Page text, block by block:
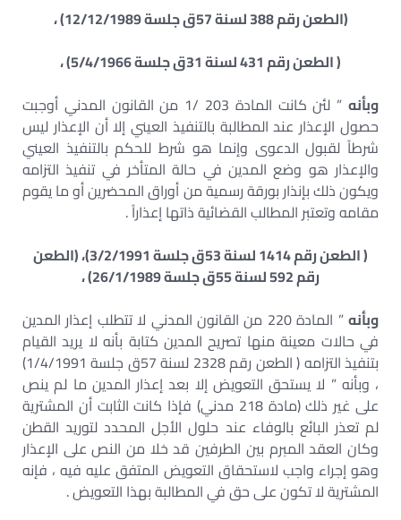
(الطعن رقم 388 لسنة 57ق جلسة 12/12/1989) ،
( الطعن رقم 431 لسنة 31ق جلسة 5/4/1966) ،
وبأنه
” لئن كانت المادة 203 /1 من القانون المدني أوجبت
حصول الإعذار عند المطالبة بالتنفيذ العيني إلا أن الإعذار ليس
شرطاً لقبول الدعوى وإنما هو شرط للحكم بالتنفيذ العيني
والإعذار هو وضع المدين في حالة المتأخر في تنفيذ التزامه
ويكون ذلك بإنذار بورقة رسمية من أوراق المحضرين أو ما يقوم
مقامه وتعتبر المطالب القضائية ذاتها إعذاراً .
( الطعن رقم 1414 لسنة 53ق جلسة 3/2/1991)، (الطعن
رقم 592 لسنة 55ق جلسة 26/1/1989) ،
وبأنه
” المادة 220 من القانون المدني لا تتطلب إعذار المدين
في حالات معينة منها تصريح المدين كتابة بأنه لا يريد القيام
بتنفيذ التزامه ( الطعن رقم 2328 لسنة 57ق جلسة 1/4/1991)
، وبأنه ” لا يستحق التعويض إلا بعد إعذار المدين ما لم ينص
على غير ذلك (مادة 218 مدني) فإذا كانت الثابت أن المشترية
لم تعذر البائع بالوفاء عند حلول الأجل المحدد لتوريد القطن
وكان العقد المبرم بين الطرفين قد خلا من النص على الإعذار
وهو إجراء واجب لاستحقاق التعويض المتفق عليه فيه ، فإنه
المشترية لا تكون على حق في المطالبة بهذا التعويض .